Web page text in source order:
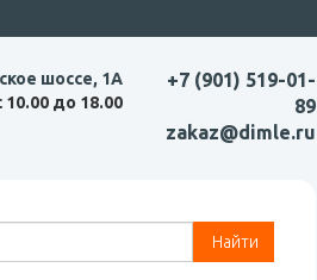
шоссе, 1А
до 18.00
+7 (901) 519-01-
89
zakaz@dimle.ru
Найти